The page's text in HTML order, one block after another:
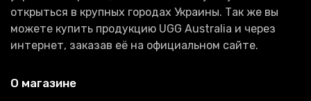
открыться в крупных городах Украины. Так же вы
можете купить продукцию UGG Australia и через
интернет, заказав её на официальном сайте.
О магазине